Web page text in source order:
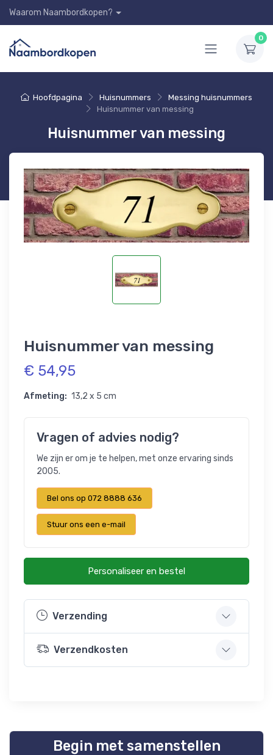
Waarom Naambordkopen?
0
Hoofdpagina Huisnummers
Messing huisnummers
Huisnummer van messing
Huisnummer van messing
Huisnummer van messing
€ 54,95
Afmeting: 13,2 x 5 cm
Vragen of advies nodig?
We zijn er om je te helpen, met onze ervaring sinds
2005.
Bel ons op 072 8888 636
Stuur ons een e-mail
Personaliseer en bestel
Verzending
Verzendkosten
Begin met samenstellen